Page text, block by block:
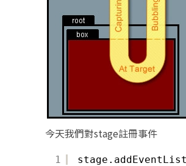
今天我們對stage註冊事件
1